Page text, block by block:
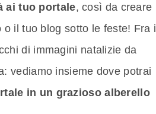
ai tuo portale, così da creare
o il tuo blog sotto le feste! Fra i
di immagini natalizie da
vediamo insieme dove potrai
in un grazioso alberello